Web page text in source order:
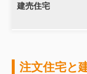
建売住宅
注文住宅と